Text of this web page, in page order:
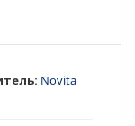
Novita